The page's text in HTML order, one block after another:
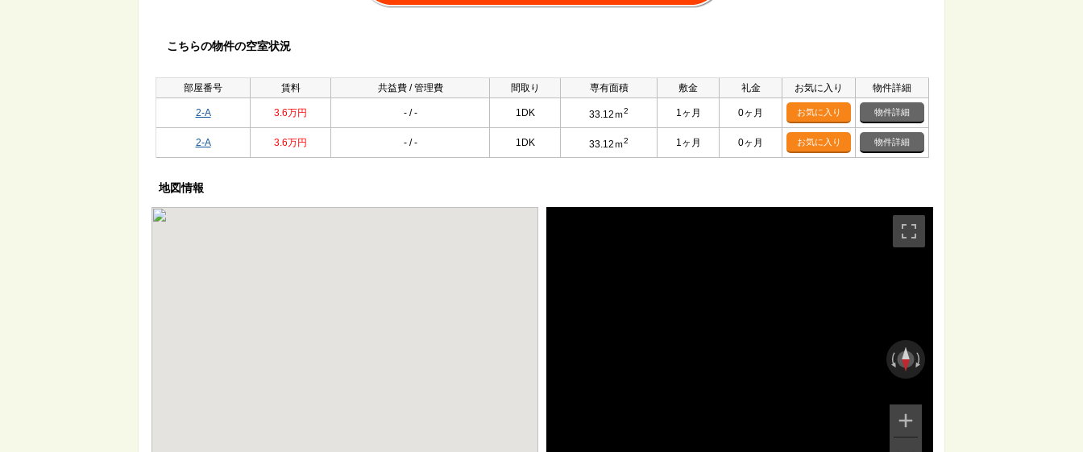
こちらの物件の空室状況
部屋番号 賃料 共益費 / 管理費 間取り 専有面積 敷金 礼金 お気に入り 物件詳細
2-A 3.6万円 - / - 1DK 33.12ｍ2 1ヶ月 0ヶ月 お気に入り 物件詳細
2-A 3.6万円 - / - 1DK 33.12ｍ2 1ヶ月 0ヶ月 お気に入り 物件詳細
地図情報